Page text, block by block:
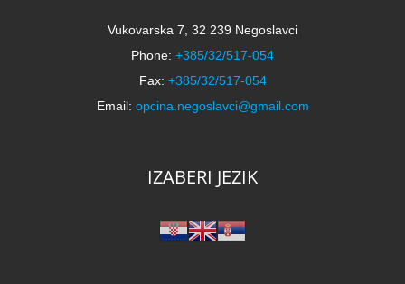
Vukovarska 7, 32 239 Negoslavci
Phone: +385/32/517-054
Fax: +385/32/517-054
Email: opcina.negoslavci@gmail.com
IZABERI JEZIK